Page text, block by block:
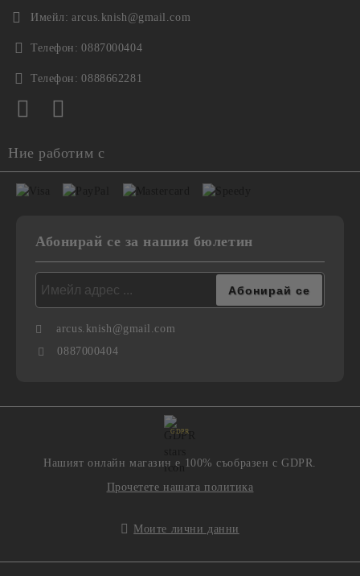
Имейл: arcus.knish@gmail.com
Телефон: 0887000404
Телефон: 0888662281
Ние работим с
Абонирай се за нашия бюлетин
arcus.knish@gmail.com
0887000404
GDPR
Нашият онлайн магазин е 100% съобразен с GDPR.
Прочетете нашата политика
Моите лични данни